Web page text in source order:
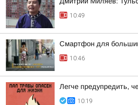
10:49
Смартфон для
10:46
Легче предупредить,
10:19